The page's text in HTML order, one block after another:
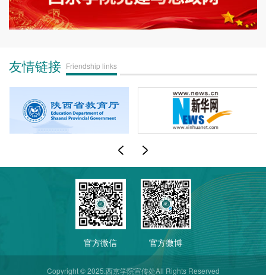
友情链接 Friendship links
官方微信 官方微博
Copyright © 2025.西京学院宣传处All Rights Reserved